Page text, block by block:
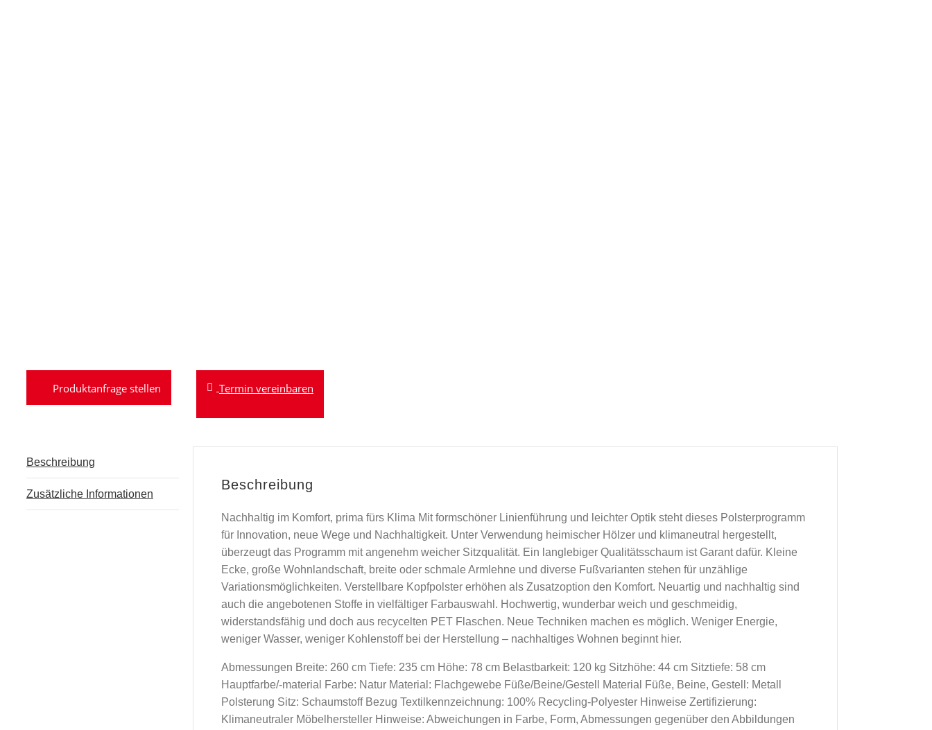
Termin vereinbaren
Beschreibung
Zusätzliche Informationen
Beschreibung
Nachhaltig im Komfort, prima fürs Klima Mit formschöner Linienführung und leichter Optik steht dieses Polsterprogramm
für Innovation, neue Wege und Nachhaltigkeit. Unter Verwendung heimischer Hölzer und klimaneutral hergestellt,
überzeugt das Programm mit angenehm weicher Sitzqualität. Ein langlebiger Qualitätsschaum ist Garant dafür. Kleine
Ecke, große Wohnlandschaft, breite oder schmale Armlehne und diverse Fußvarianten stehen für unzählige
Variationsmöglichkeiten. Verstellbare Kopfpolster erhöhen als Zusatzoption den Komfort. Neuartig und nachhaltig sind
auch die angebotenen Stoffe in vielfältiger Farbauswahl. Hochwertig, wunderbar weich und geschmeidig,
widerstandsfähig und doch aus recycelten PET Flaschen. Neue Techniken machen es möglich. Weniger Energie,
weniger Wasser, weniger Kohlenstoff bei der Herstellung – nachhaltiges Wohnen beginnt hier.
Abmessungen Breite: 260 cm Tiefe: 235 cm Höhe: 78 cm Belastbarkeit: 120 kg Sitzhöhe: 44 cm Sitztiefe: 58 cm
Hauptfarbe/-material Farbe: Natur Material: Flachgewebe Füße/Beine/Gestell Material Füße, Beine, Gestell: Metall
Polsterung Sitz: Schaumstoff Bezug Textilkennzeichnung: 100% Recycling-Polyester Hinweise Zertifizierung:
Klimaneutraler Möbelhersteller Hinweise: Abweichungen in Farbe, Form, Abmessungen gegenüber den Abbildungen